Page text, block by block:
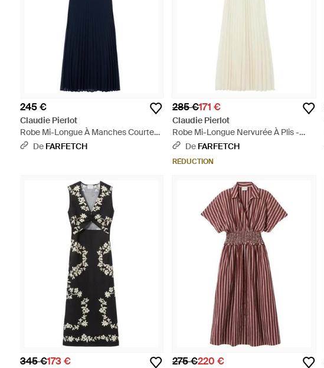
245 €
Claudie Pierlot
Robe Mi-Longue À Manches Courtes
- Bleu
De FARFETCH
285 €171 €
Claudie Pierlot
Robe Mi-Longue Nervurée À Plis -
Blanc
De FARFETCH
RÉDUCTION
345 €173 € 275 €220 €